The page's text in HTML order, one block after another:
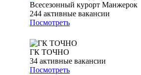
Всесезонный курорт Манжерок
244 активные вакансии
Посмотреть
ГК ТОЧНО
34 активные вакансии
Посмотреть